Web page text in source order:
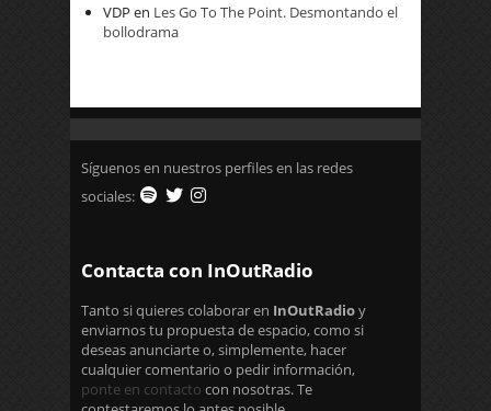
VDP en Les Go To The Point. Desmontando el
bollodrama
Síguenos en nuestros perfiles en las redes
sociales:
Contacta con InOutRadio
Tanto si quieres colaborar en InOutRadioy
enviarnos tu propuesta de espacio, como si
deseas anunciarte o, simplemente, hacer
cualquier comentario o pedir información,
ponte en contacto con nosotras. Te